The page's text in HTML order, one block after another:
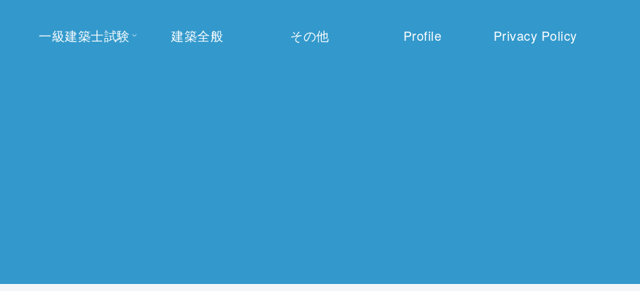
一級建築士試験 建築全般 その他 Profile Privacy Policy